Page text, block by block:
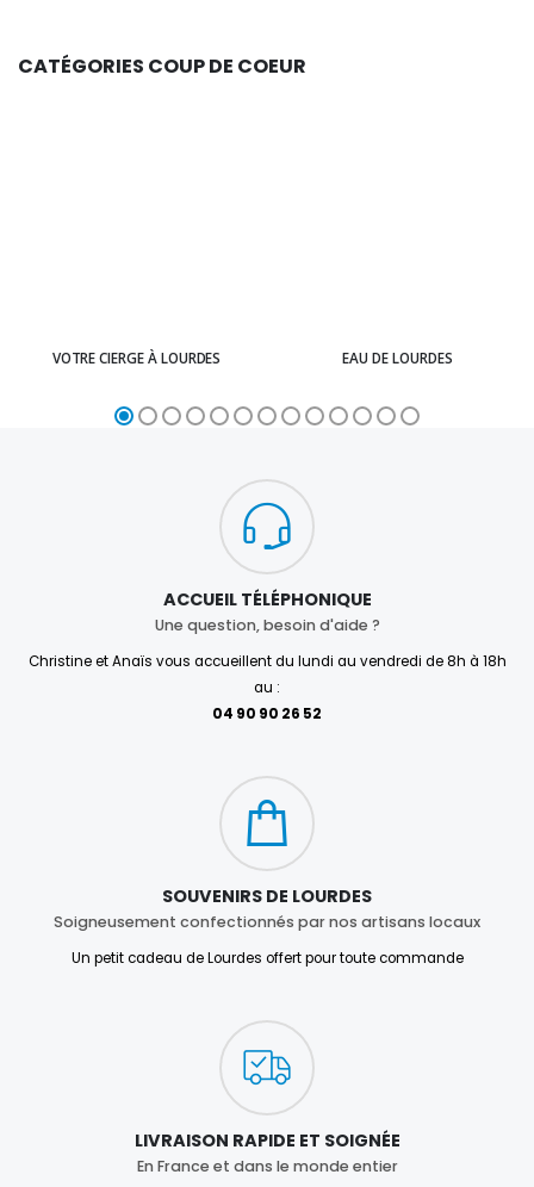
CATÉGORIES COUP DE COEUR
VOTRE CIERGE À LOURDES EAU DE LOURDES
ACCUEIL TÉLÉPHONIQUE
Une question, besoin d'aide ?
Christine et Anaïs vous accueillent du lundi au vendredi de 8h à 18h
au :
04 90 90 26 52
SOUVENIRS DE LOURDES
Soigneusement confectionnés par nos artisans locaux
Un petit cadeau de Lourdes offert pour toute commande
LIVRAISON RAPIDE ET SOIGNÉE
En France et dans le monde entier